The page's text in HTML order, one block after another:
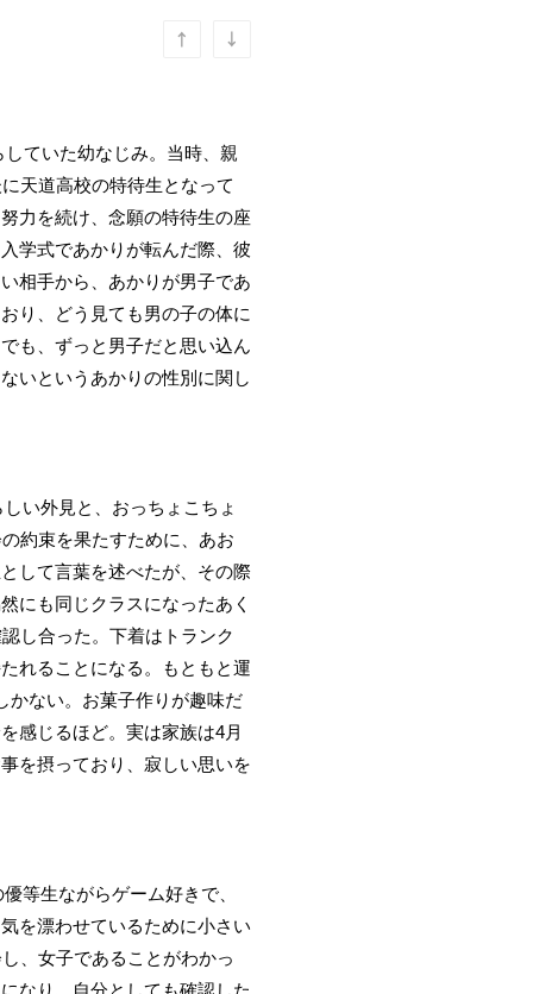
ていた幼なじみ。当時、親
天道高校の特待生となって
力を続け、念願の特待生の座
学式であかりが転んだ際、彼
相手から、あかりが男子であ
り、どう見ても男の子の体に
も、ずっと男子だと思い込ん
いというあかりの性別に関し
い外見と、おっちょこちょ
約束を果たすために、あお
して言葉を述べたが、その際
にも同じクラスになったあく
し合った。下着はトランク
れることになる。もともと運
かない。お菓子作りが趣味だ
感じるほど。実は家族は4月
を摂っており、寂しい思いを
等生ながらゲーム好きで、
を漂わせているために小さい
、女子であることがわかっ
なり、自分としても確認した